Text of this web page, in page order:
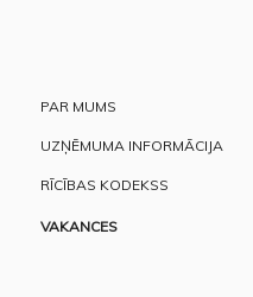
PAR MUMS
UZŅĒMUMA INFORMĀCIJA
RĪCĪBAS KODEKSS
VAKANCES